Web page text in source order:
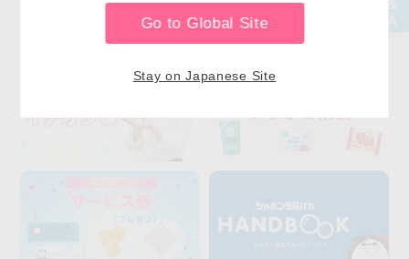
Go to Global Site
Stay on Japanese Site